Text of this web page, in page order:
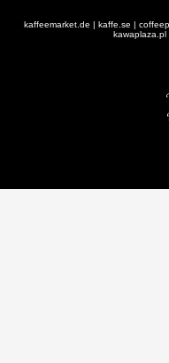
kaffeemarket.de | kaffe.se |
kawaplaza.pl